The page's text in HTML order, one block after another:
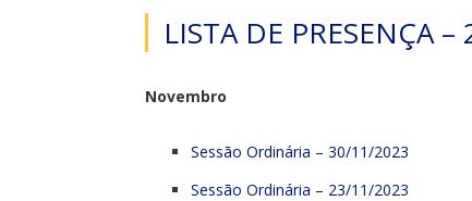
LISTA DE PRESENÇA –
Novembro
Sessão Ordinária – 30/11/2023
Sessão Ordinária – 23/11/2023